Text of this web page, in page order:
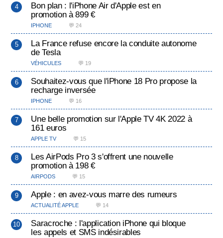
Bon plan : l'iPhone Air d'Apple est en
promotion à 899 €
IPHONE 💬 24
La France refuse encore la conduite autonome
de Tesla
VÉHICULES 💬 19
Souhaitez-vous que l'iPhone 18 Pro propose la
recharge inversée
IPHONE 💬 16
Une belle promotion sur l'Apple TV 4K 2022 à
161 euros
APPLE TV 💬 15
Les AirPods Pro 3 s'offrent une nouvelle
promotion à 198 €
AIRPODS 💬 15
Apple : en avez-vous marre des rumeurs
ACTUALITÉ APPLE 💬 14
Saracroche : l'application iPhone qui bloque
les appels et SMS indésirables